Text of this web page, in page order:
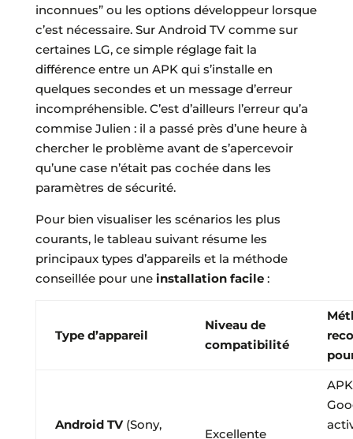
inconnues” ou les options développeur lorsque
c’est nécessaire. Sur Android TV comme sur
certaines LG, ce simple réglage fait la
différence entre un APK qui s’installe en
quelques secondes et un message d’erreur
incompréhensible. C’est d’ailleurs l’erreur qu’a
commise Julien : il a passé près d’une heure à
chercher le problème avant de s’apercevoir
qu’une case n’était pas cochée dans les
paramètres de sécurité.
Pour bien visualiser les scénarios les plus
courants, le tableau suivant résume les
principaux types d’appareils et la méthode
conseillée pour une installation facile:
Type d’appareil
Niveau de
compatibilité
Android TV(Sony,
Excellente